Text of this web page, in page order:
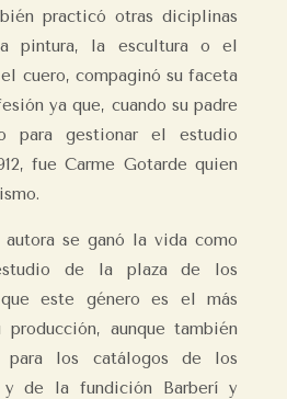
practicó otras diciplinas
pintura, la escultura o el
cuero, compaginó su faceta
ya que, cuando su padre
para gestionar el estudio
fue Carme Gotarde quien
se ganó la vida como
de la plaza de los
este género es el más
producción, aunque también
para los catálogos de los
y de la fundición Barberí y